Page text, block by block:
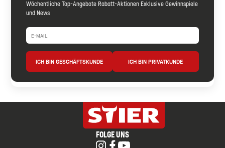
Wöchentliche Top-Angebote Rabatt-Aktionen Exklusive Gewinnspiele
und News
ICH BIN GESCHÄFTSKUNDE ICH BIN PRIVATKUNDE
FOLGE UNS